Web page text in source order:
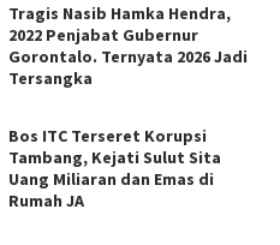
Tragis Nasib Hamka Hendra,
2022 Penjabat Gubernur
Gorontalo. Ternyata 2026 Jadi
Tersangka
Bos ITC Terseret Korupsi
Tambang, Kejati Sulut Sita
Uang Miliaran dan Emas di
Rumah JA